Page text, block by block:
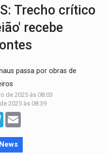
Trecho crítico
recebe
passa por obras de
de 2025 às 08:03
2025 às 08:39
Telegram